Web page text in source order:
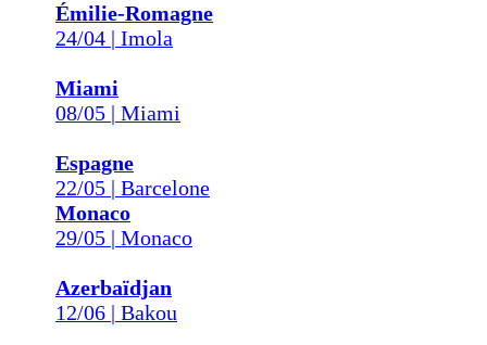
Émilie-Romagne
24/04 | Imola
Miami
08/05 | Miami
Espagne
22/05 | Barcelone
Monaco
29/05 | Monaco
Azerbaïdjan
12/06 | Bakou